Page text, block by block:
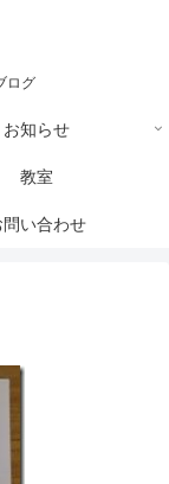
ログ
お知らせ
教室
問い合わせ